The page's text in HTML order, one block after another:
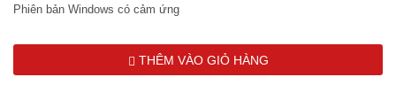
Phiên bản Windows có cảm ứng
THÊM VÀO GIỎ HÀNG